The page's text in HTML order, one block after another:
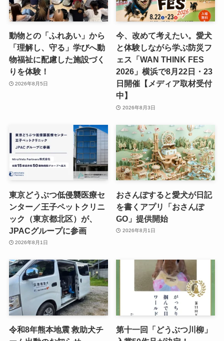
動物との「ふれあい」から
「理解し、守る」学びへ動
物福祉に配慮した施設づく
りを体験！
2026年8月5日
今、改めて考えたい。愛犬
と体験しながら学ぶ防災フ
ェス「WAN THINK FES
2026」横浜で8月22日・23
日開催【メディア取材受付
中】
2026年8月3日
東京どうぶつ低侵襲医療セ
ンター／王子ペットクリニ
ック（東京都北区）が、
JPACグループに参画
2026年8月1日
おさんぽすると愛犬が日記
を書くアプリ「おさんぽ
GO」提供開始
2026年8月1日
令和8年熊本地震 救助犬チ
第十一回「どうぶつ川柳」